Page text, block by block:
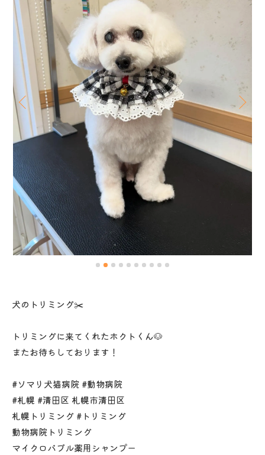
犬のトリミング✂️
トリミングに来てくれたホクトくん🐶
またお待ちしております！
#ソマリ犬猫病院 #動物病院
#札幌 #清田区 札幌市清田区
札幌トリミング #トリミング
動物病院トリミング
マイクロバブル薬用シャンプー